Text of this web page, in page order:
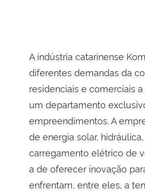
A indústria catarinense
diferentes demandas da
residenciais e comerciais
um departamento
empreendimentos. A
de energia solar,
carregamento elétrico de
a de oferecer inovação
enfrentam, entre eles, a